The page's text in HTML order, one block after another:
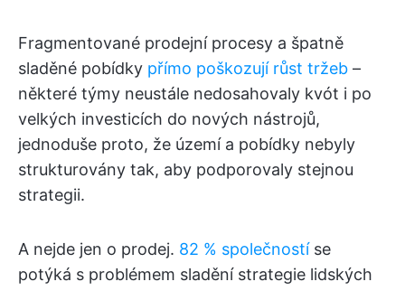
Fragmentované prodejní procesy a špatně
sladěné pobídky přímo poškozují růst tržeb –
některé týmy neustále nedosahovaly kvót i po
velkých investicích do nových nástrojů,
jednoduše proto, že území a pobídky nebyly
strukturovány tak, aby podporovaly stejnou
strategii.
A nejde jen o prodej. 82 % společnostíse
potýká s problémem sladění strategie lidských